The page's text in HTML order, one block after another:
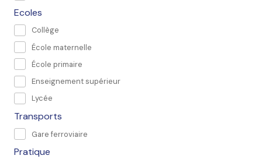
Ecoles
Collège
École maternelle
École primaire
Enseignement supérieur
Lycée
Transports
Gare ferroviaire
Pratique